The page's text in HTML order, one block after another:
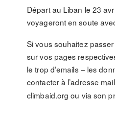
Départ au Liban le 23
voyageront en soute
Si vous souhaitez
sur vos pages
le trop d’emails – les
contacter à l’adresse
climbaid.org ou via son